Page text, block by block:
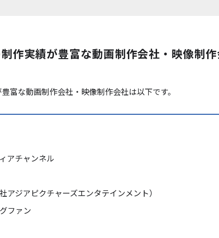
作実績が豊富な動画制作会社・映像制
富な動画制作会社・映像制作会社は以下です。
アチャンネル
アジアピクチャーズエンタテインメント）
ファン